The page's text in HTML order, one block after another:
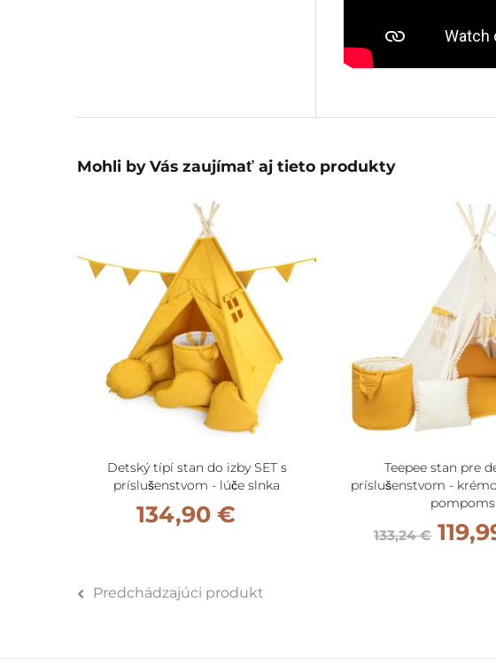
Mohli by Vás zaujímať aj tieto produkty
Detský típí stan do izby SET s
príslušenstvom - lúče slnka
134,90 €
Teepee stan pre
príslušenstvom -
pompoms
133,24 €
Predchádzajúci produkt